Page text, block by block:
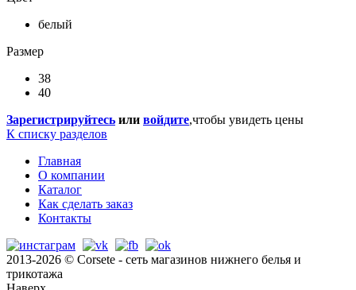
белый
Размер
38
40
Зарегистрируйтесь или войдите,чтобы увидеть цены
К списку разделов
Главная
О компании
Каталог
Как сделать заказ
Контакты
2013-2026 © Corsete - сеть магазинов нижнего белья и
трикотажа